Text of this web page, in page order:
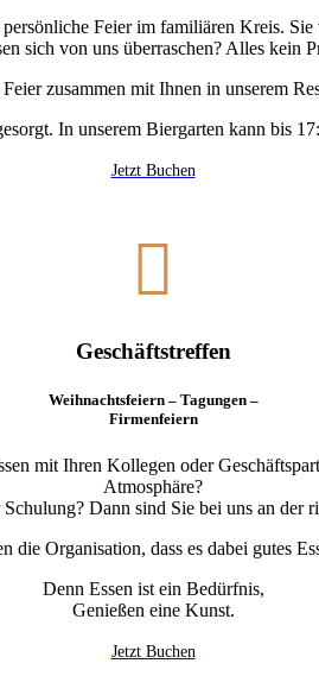
Feier im familiären Kreis.
sich von uns überraschen? Alles kein
zusammen mit Ihnen in unserem
In unserem Biergarten kann bis
Jetzt Buchen

Geschäftstreffen
Weihnachtsfeiern – Tagungen –
Firmenfeiern
mit Ihren Kollegen oder
Atmosphäre?
Dann sind Sie bei uns an der
Organisation, dass es dabei gutes
Denn Essen ist ein Bedürfnis,
Genießen eine Kunst.
Jetzt Buchen